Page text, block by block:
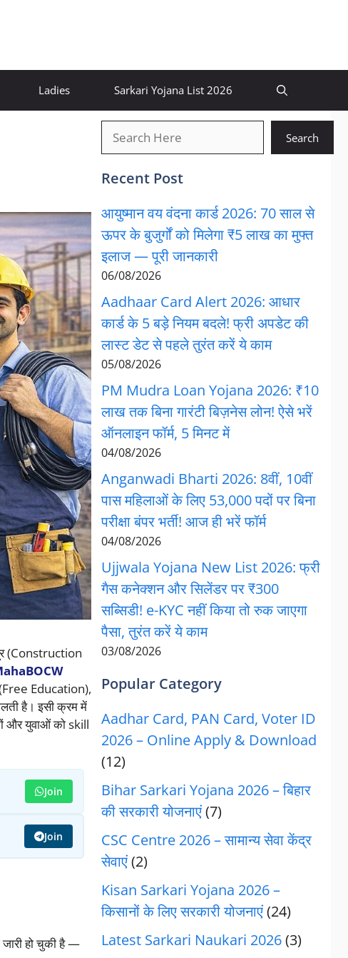
Ladies Sarkari Yojana List 2026
(Construction
(Free Education),
है। इसी क्रम में
और युवाओं को skill
Join
Join
हो चुकी है —
Search
Recent Post
आयुष्मान वय वंदना कार्ड 2026: 70 साल से
ऊपर के बुजुर्गों को मिलेगा ₹5 लाख का मुफ्त
इलाज — पूरी जानकारी
06/08/2026
Aadhaar Card Alert 2026: आधार
कार्ड के 5 बड़े नियम बदले! फ्री अपडेट की
लास्ट डेट से पहले तुरंत करें ये काम
05/08/2026
PM Mudra Loan Yojana 2026: ₹10
लाख तक बिना गारंटी बिज़नेस लोन! ऐसे भरें
ऑनलाइन फॉर्म, 5 मिनट में
04/08/2026
Anganwadi Bharti 2026: 8वीं, 10वीं
पास महिलाओं के लिए 53,000 पदों पर बिना
परीक्षा बंपर भर्ती! आज ही भरें फॉर्म
04/08/2026
Ujjwala Yojana New List 2026: फ्री
गैस कनेक्शन और सिलेंडर पर ₹300
सब्सिडी! e-KYC नहीं किया तो रुक जाएगा
पैसा, तुरंत करें ये काम
03/08/2026
Popular Category
Aadhar Card, PAN Card, Voter ID
2026 – Online Apply & Download
(12)
Bihar Sarkari Yojana 2026 – बिहार
की सरकारी योजनाएं(7)
CSC Centre 2026 – सामान्य सेवा केंद्र
सेवाएं(2)
Kisan Sarkari Yojana 2026 –
किसानों के लिए सरकारी योजनाएं(24)
Latest Sarkari Naukari 2026(3)